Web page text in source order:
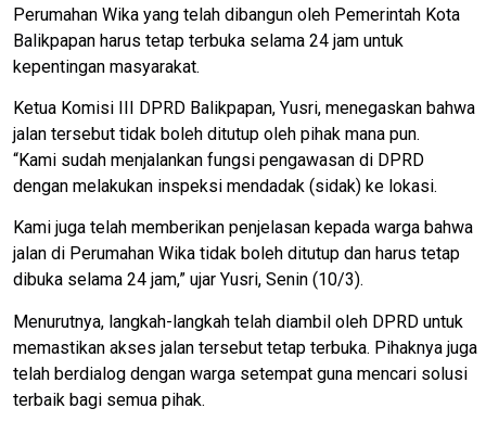
Perumahan Wika yang telah dibangun oleh Pemerintah Kota
Balikpapan harus tetap terbuka selama 24 jam untuk
kepentingan masyarakat.
Ketua Komisi III DPRD Balikpapan, Yusri, menegaskan bahwa
jalan tersebut tidak boleh ditutup oleh pihak mana pun.
“Kami sudah menjalankan fungsi pengawasan di DPRD
dengan melakukan inspeksi mendadak (sidak) ke lokasi.
Kami juga telah memberikan penjelasan kepada warga bahwa
jalan di Perumahan Wika tidak boleh ditutup dan harus tetap
dibuka selama 24 jam,” ujar Yusri, Senin (10/3).
Menurutnya, langkah-langkah telah diambil oleh DPRD untuk
memastikan akses jalan tersebut tetap terbuka. Pihaknya juga
telah berdialog dengan warga setempat guna mencari solusi
terbaik bagi semua pihak.